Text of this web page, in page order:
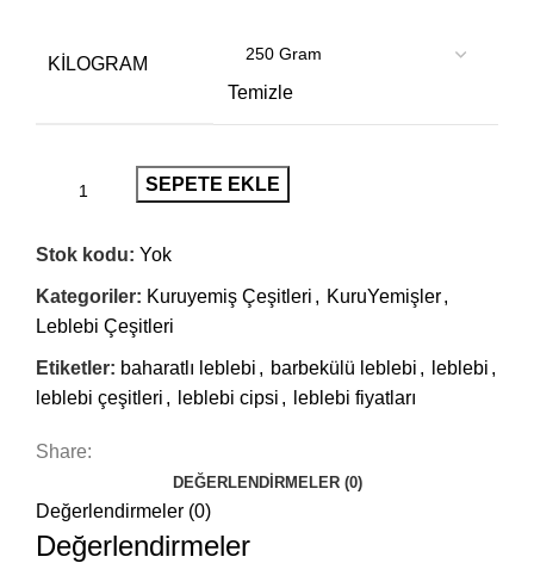
KILOGRAM
Temizle
SEPETE EKLE
Stok kodu: Yok
Kategoriler: Kuruyemiş Çeşitleri , KuruYemişler,
Leblebi Çeşitleri
Etiketler: baharatlı leblebi , barbekülü leblebi , leblebi ,
leblebi çeşitleri , leblebi cipsi , leblebi fiyatları
Share:
DEĞERLENDIRMELER (0)
Değerlendirmeler (0)
Değerlendirmeler